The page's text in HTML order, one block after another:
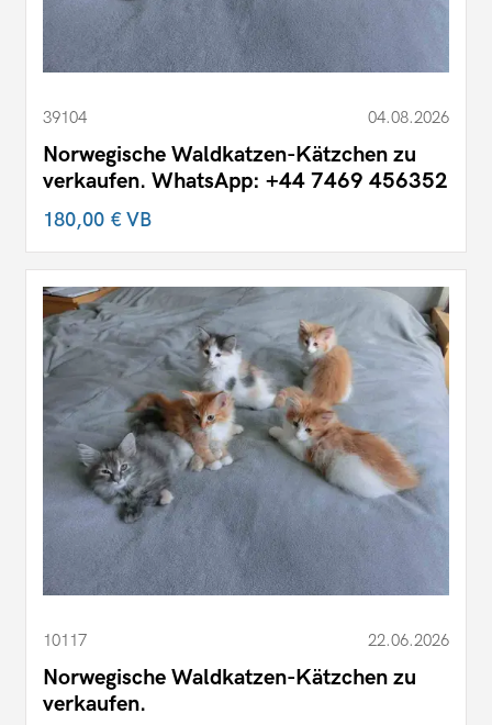
39104 04.08.2026
Norwegische Waldkatzen-Kätzchen zu
verkaufen. WhatsApp: +44 7469 456352
180,00 €VB
10117 22.06.2026
Norwegische Waldkatzen-Kätzchen zu
verkaufen.